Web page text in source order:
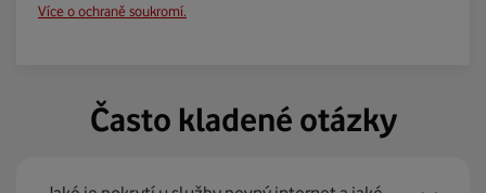
Více o ochraně soukromí.
Často kladené otázky